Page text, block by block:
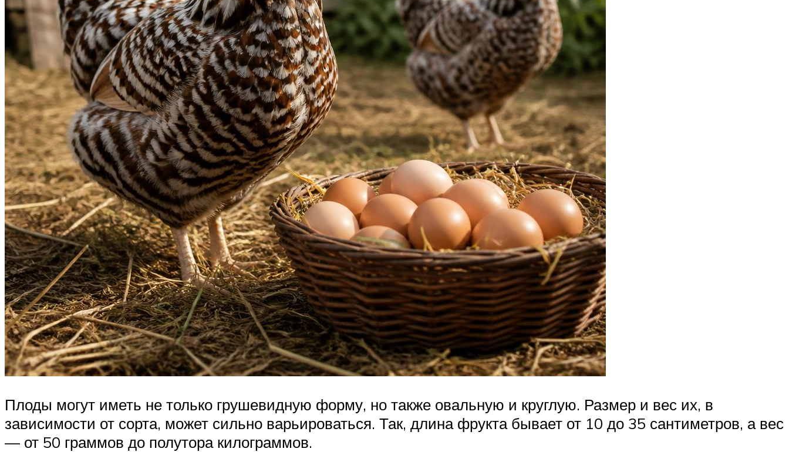
Плоды могут иметь не только грушевидную форму, но также овальную и круглую. Размер и вес их, в
зависимости от сорта, может сильно варьироваться. Так, длина фрукта бывает от 10 до 35 сантиметров, а вес
— от 50 граммов до полутора килограммов.